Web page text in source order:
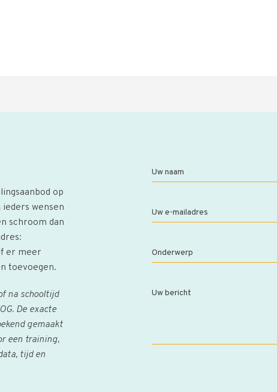
op
wensen
schroom dan
er meer
toevoegen.
na schooltijd
De exacte
gemaakt
een training,
tijd en
Uw naam
Uw e-mailadres
Onderwerp
Uw bericht